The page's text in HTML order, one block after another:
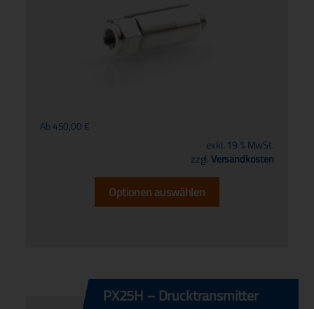
Ab450,00€
exkl. 19 % MwSt.
zzgl.Versandkosten
Optionen auswählen
PX25H – Drucktransmitter